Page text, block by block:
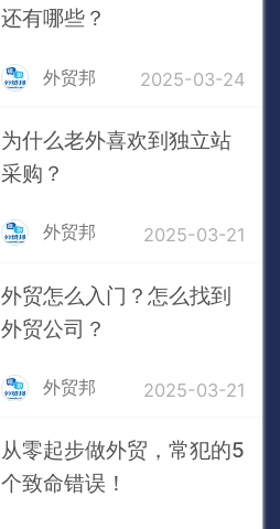
还有哪些？
外贸邦 2025-03-24
为什么老外喜欢到独立站
采购？
外贸邦 2025-03-21
外贸怎么入门？怎么找到
外贸公司？
外贸邦 2025-03-21
从零起步做外贸，常犯的5
个致命错误！